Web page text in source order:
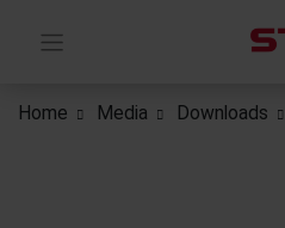
Home Media Downloads